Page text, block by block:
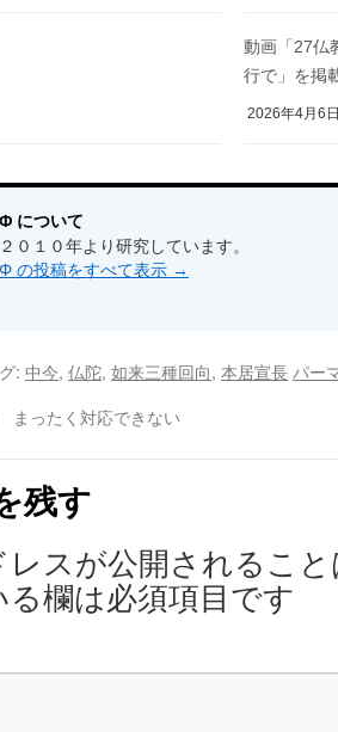
動画「27仏
行で」を掲
2026年4月6
Φ について
２０１０年より研究しています。
Φ の投稿をすべて表示 →
: 中今, 仏陀, 如来三種回向, 本居宣長 パー
まったく対応できない
残す
レスが公開されるこ
欄は必須項目です